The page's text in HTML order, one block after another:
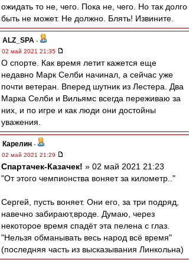
ожидать то не, чего. Пока не, чего. Но так долго
быть не может. Не должно. Блять! Извините.
ALZ_SPA -
02 май 2021 21:35
О спорте. Как время летит кажется еще
недавно Марк Селби начинал, а сейчас уже
почти ветеран. Вперед шутник из Лестера. Два
Марка Селби и Вильямс всегда переживаю за
них, и по игре и как люди они достойны
уважения.
Карелин -
02 май 2021 21:29
Спартачек-Казачек! » 02 май 2021 21:23
"От этого чемпионства воняет за километр.."
Сергей, пусть воняет. Они его, за три подряд,
навечно забирают,вроде. Думаю, через
некоторое время спадёт эта пелена с глаз.
"Нельзя обманывать весь народ всё время"
(последняя часть из высказывания Линкольна)